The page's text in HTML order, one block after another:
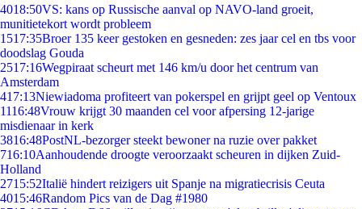
4018:50VS: kans op Russische aanval op NAVO-land groeit,
munitietekort wordt probleem
1517:35Broer 135 keer gestoken en gesneden: zes jaar cel en tbs voor
doodslag Gouda
2517:16Wegpiraat scheurt met 146 km/u door het centrum van
Amsterdam
417:13Niewiadoma profiteert van pokerspel en grijpt geel op Ventoux
1116:48Vrouw krijgt 30 maanden cel voor afpersing 12-jarige
misdienaar in kerk
3816:48PostNL-bezorger steekt bewoner na ruzie over pakket
716:10Aanhoudende droogte veroorzaakt scheuren in dijken Zuid-
Holland
2715:52Italië hindert reizigers uit Spanje na migratiecrisis Ceuta
4015:46Random Pics van de Dag #1980